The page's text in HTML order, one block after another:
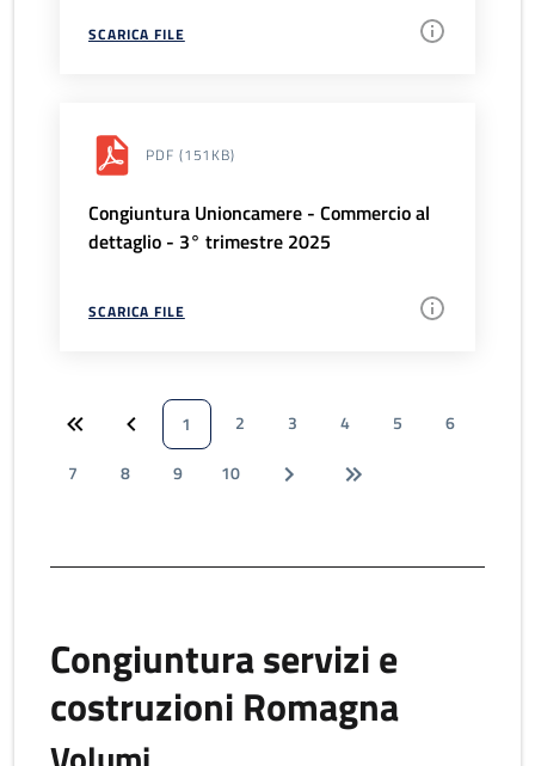
SCARICA FILE
PDF (151KB)
Congiuntura Unioncamere - Commercio al
dettaglio - 3° trimestre 2025
SCARICA FILE
1 2 3 4 5
6
7
8 9 10
Congiuntura servizi e
costruzioni Romagna